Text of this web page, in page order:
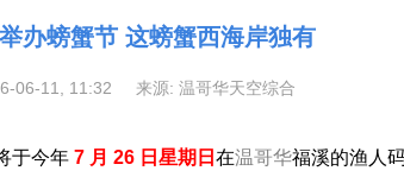
办螃蟹节 这螃蟹西海岸独有
06-11, 11:32 来源: 温哥华天空综合
于今年 7 月 26 日星期日 在温哥华福溪的渔人